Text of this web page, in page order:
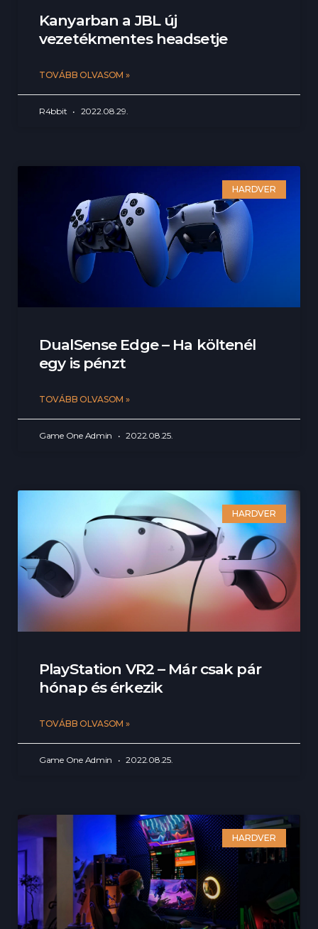
Kanyarban a JBL új
vezetékmentes headsetje
TOVÁBB OLVASOM »
R4bbit 2022.08.29.
HARDVER
DualSense Edge – Ha költenél
egy is pénzt
TOVÁBB OLVASOM »
Game One Admin 2022.08.25.
HARDVER
PlayStation VR2 – Már csak pár
hónap és érkezik
TOVÁBB OLVASOM »
Game One Admin 2022.08.25.
HARDVER